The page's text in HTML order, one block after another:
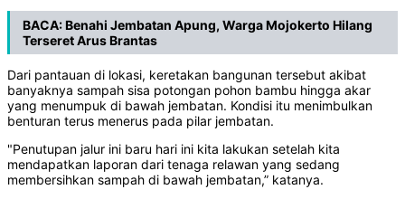
BACA:Benahi Jembatan Apung, Warga Mojokerto Hilang
Terseret Arus Brantas
Dari pantauan di lokasi, keretakan bangunan tersebut akibat
banyaknya sampah sisa potongan pohon bambu hingga akar
yang menumpuk di bawah jembatan. Kondisi itu menimbulkan
benturan terus menerus pada pilar jembatan.
"Penutupan jalur ini baru hari ini kita lakukan setelah kita
mendapatkan laporan dari tenaga relawan yang sedang
membersihkan sampah di bawah jembatan,” katanya.